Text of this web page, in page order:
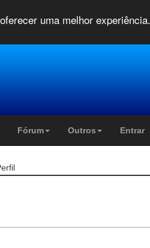
uma melhor
Fórum Outros Entrar